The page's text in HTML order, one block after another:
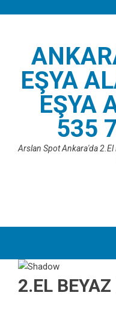
EŞYA
EŞYA
535
Arslan Spot Ankara'da 2.El
2.EL